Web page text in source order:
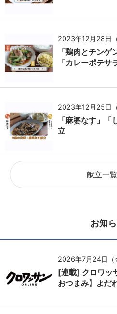
2023年12月28日（
「鶏肉とチンゲ
「カレーポテサ
2023年12月25日（
「麻婆なす」
立
献立一
お知
2026年7月24日（
[連載] クロワッ
おつまみ】よだ